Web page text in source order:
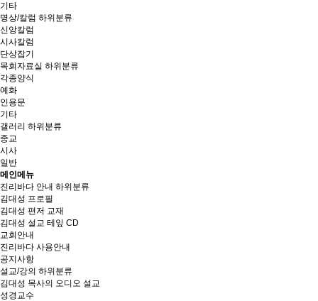
기타
명상/칼럼 하위분류
신앙칼럼
시사칼럼
단상잡기
목회자료실 하위분류
각종양식
예화
인용문
기타
갤러리 하위분류
종교
시사
일반
메인메뉴
진리바다 안내 하위분류
김대성 프로필
김대성 편저 교재
김대성 설교 테잎 CD
교회안내
진리바다 사용안내
공지사항
설교/강의 하위분류
김대성 목사의 오디오 설교
성경교수